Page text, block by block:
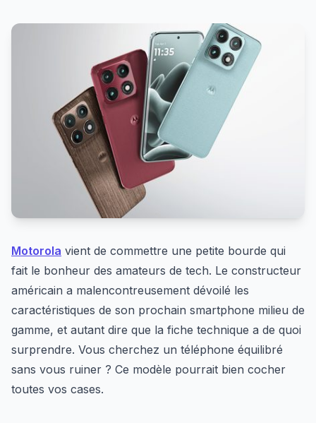
Motorola vient de commettre une petite bourde qui
fait le bonheur des amateurs de tech. Le constructeur
américain a malencontreusement dévoilé les
caractéristiques de son prochain smartphone milieu de
gamme, et autant dire que la fiche technique a de quoi
surprendre. Vous cherchez un téléphone équilibré
sans vous ruiner ? Ce modèle pourrait bien cocher
toutes vos cases.